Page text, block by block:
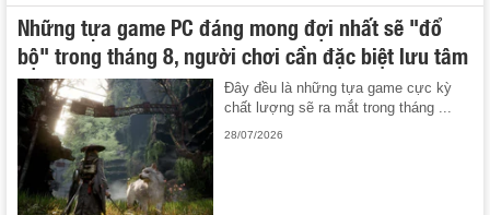
Những tựa game PC đáng mong đợi nhất sẽ "đổ
bộ" trong tháng 8, người chơi cần đặc biệt lưu tâm
Đây đều là những tựa game cực kỳ
chất lượng sẽ ra mắt trong tháng ...
28/07/2026